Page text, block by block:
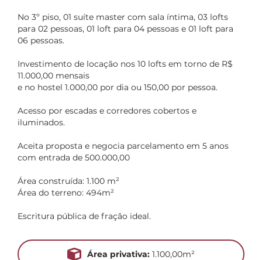
No 3º piso, 01 suíte master com sala íntima, 03 lofts
para 02 pessoas, 01 loft para 04 pessoas e 01 loft para
06 pessoas.
Investimento de locação nos 10 lofts em torno de R$
11.000,00 mensais
e no hostel 1.000,00 por dia ou 150,00 por pessoa.
Acesso por escadas e corredores cobertos e
iluminados.
Aceita proposta e negocia parcelamento em 5 anos
com entrada de 500.000,00
Área construída: 1.100 m²
Área do terreno: 494m²
Escritura pública de fração ideal.
Área privativa:1.100,00m²